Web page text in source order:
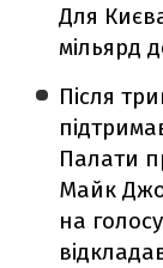
Для
мільярд
Після
Палати
Майк
на